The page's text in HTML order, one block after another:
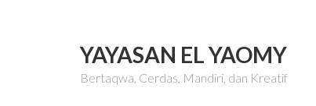
YAYASAN EL YAOMY
Bertaqwa, Cerdas, Mandiri, dan Kreatif